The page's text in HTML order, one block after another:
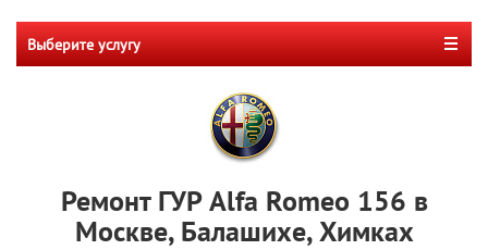
Выберите услугу
Ремонт ГУР Alfa Romeo 156 в
Москве, Балашихе, Химках